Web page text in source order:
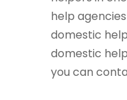
help
domestic
domestic
you can